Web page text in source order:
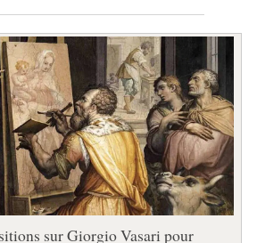
sur Giorgio Vasari pour